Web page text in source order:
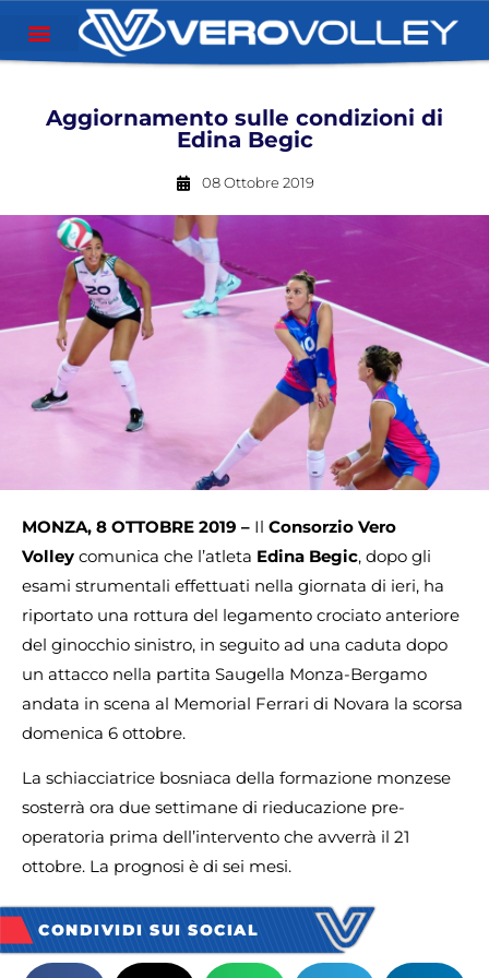
Aggiornamento sulle condizioni di
Edina Begic
08 Ottobre 2019
MONZA, 8 OTTOBRE 2019 – Il Consorzio Vero
Volley comunica che l’atleta Edina Begic, dopo gli
esami strumentali effettuati nella giornata di ieri, ha
riportato una rottura del legamento crociato anteriore
del ginocchio sinistro, in seguito ad una caduta dopo
un attacco nella partita Saugella Monza-Bergamo
andata in scena al Memorial Ferrari di Novara la scorsa
domenica 6 ottobre.
La schiacciatrice bosniaca della formazione monzese
sosterrà ora due settimane di rieducazione pre-
operatoria prima dell’intervento che avverrà il 21
ottobre. La prognosi è di sei mesi.
CONDIVIDI SUI SOCIAL